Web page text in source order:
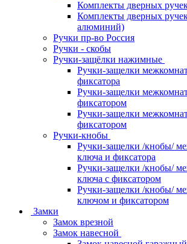
Комплекты дверных
Комплекты дверных
алюминий)
Ручки пр-во Россия
Ручки - скобы
Ручки-защёлки нажимные
Ручки-защелки
фиксатора
Ручки-защелки
фиксатором
Ручки-защелки
фиксатором
Ручки-кнобы
Ручки-защелки /кнобы/
ключа и фиксатора
Ручки-защелки /кнобы/
ключа с фиксатором
Ручки-защелки /кнобы/
ключом и фиксатором
Замки
Замок врезной
Замок навесной